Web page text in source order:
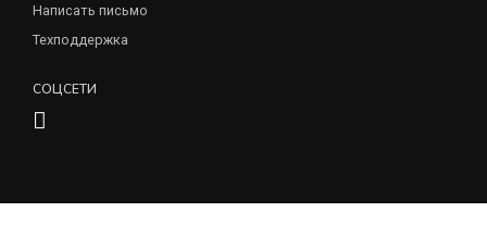
Написать письмо
Техподдержка
СОЦСЕТИ